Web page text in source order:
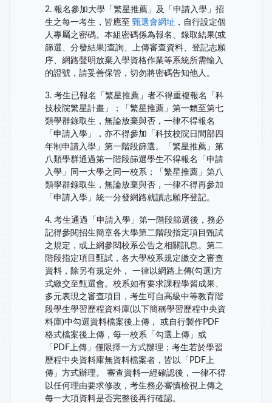
2. 報名參加大學「繁星推薦」及「申請入學」招
生之每一考生，皆應至 甄選會網址 ，自行設定個
人專屬之密碼。本組密碼係為報名、錄取結果(或
篩選、分發結果)查詢、上傳審查資料、登記志願
序、網路聲明放棄入學資格作業等系統所需輸入
的證號，請妥善保管，切勿將密碼告知他人。
3. 考生已報名「繁星推薦」者不得重複報名「科
技校院繁星計畫」；「繁星推薦」第一類至第七
類學群錄取生，無論放棄與否，一律不得報名
「申請入學」，亦不得參加「科技校院日間部四
年制申請入學」第一階段篩選。「繁星推薦」第
八類學群通過第一階段篩選學生不得報名「申請
入學」同一大學之同一校系；「繁星推薦」第八
類學群錄取生，無論放棄與否，一律不得再參加
「申請入學」統一分發網路就讀志願序登記。
4. 考生通過「申請入學」第一階段篩選後，務必
記得參閱招生簡章各大學第二階段指定項目甄試
之規定，或上網參閱校系公告之相關訊息。第二
階段指定項目甄試，各大學校系規定繳交之審查
資料，除另有規定外， 一律以網路上傳(勾選)方
式繳交至甄選會。校系如有要求課程學習成果、
多元表現之審查項目，考生可自高級中等教育階
段學生學習歷程資料庫(以下簡稱學習歷程中央資
料庫)中勾選資料檔案後上傳， 或自行製作PDF
格式檔案後上傳，每一校系「勾選上傳」或
「PDF上傳」僅限擇一方式辦理；考生若於學習
歷程中央資料庫無資料檔案者，皆以「PDF上
傳」方式辦理。 審查資料一經確認後，一律不得
以任何理由要求修改，考生務必審慎檢視上傳之
每一大項資料是否完整後再行確認。